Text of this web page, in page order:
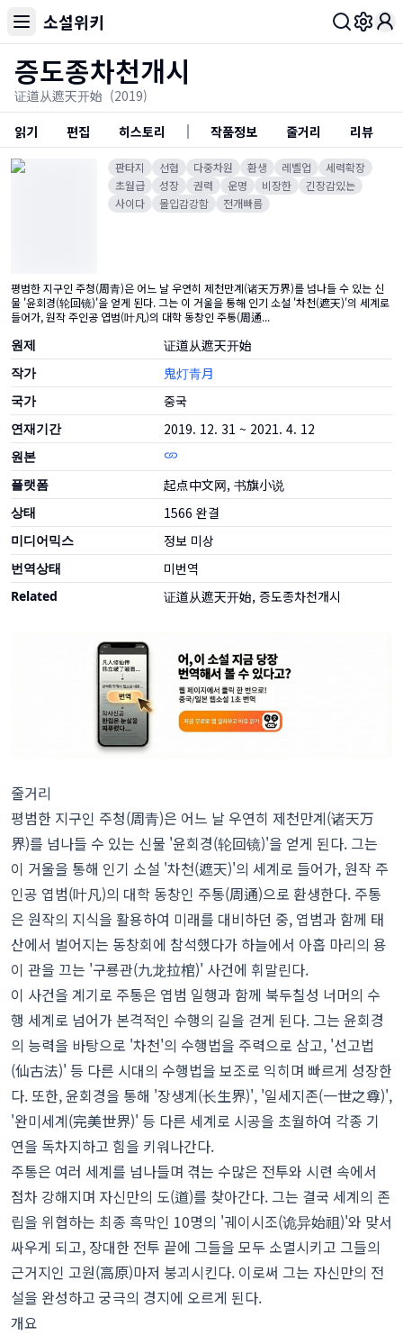
소설위키
증도종차천개시
证道从遮天开始 (2019)
읽기
편집 히스토리 작품정보 줄거리 리뷰
판타지 선협 다중차원 환생 레벨업
세력확장
초월급
성장 권력 운명 비장한
긴장감있는
사이다
몰입감강함 전개빠름
평범한 지구인 주청(周青)은 어느 날 우연히 제천만계(诸天万界)를 넘나들 수 있는 신
물 '윤회경(轮回镜)'을 얻게 된다. 그는 이 거울을 통해 인기 소설 '차천(遮天)'의 세계로
들어가, 원작 주인공 엽범(叶凡)의 대학 동창인 주통(周通...
원제 证道从遮天开始
작가 鬼灯青月
국가 중국
연재기간 2019. 12. 31 ~ 2021. 4. 12
원본
플랫폼
起点中文网, 书旗小说
상태 1566 완결
미디어믹스 정보 미상
번역상태 미번역
Related 证道从遮天开始, 증도종차천개시
줄거리
평범한 지구인 주청(周青)은 어느 날 우연히 제천만계(诸天万
界)를 넘나들 수 있는 신물 '윤회경(轮回镜)'을 얻게 된다. 그는
이 거울을 통해 인기 소설 '차천(遮天)'의 세계로 들어가, 원작 주
인공 엽범(叶凡)의 대학 동창인 주통(周通)으로 환생한다. 주통
은 원작의 지식을 활용하여 미래를 대비하던 중, 엽범과 함께 태
산에서 벌어지는 동창회에 참석했다가 하늘에서 아홉 마리의 용
이 관을 끄는 '구룡관(九龙拉棺)' 사건에 휘말린다.
이 사건을 계기로 주통은 엽범 일행과 함께 북두칠성 너머의 수
행 세계로 넘어가 본격적인 수행의 길을 걷게 된다. 그는 윤회경
의 능력을 바탕으로 '차천'의 수행법을 주력으로 삼고, '선고법
(仙古法)' 등 다른 시대의 수행법을 보조로 익히며 빠르게 성장한
다. 또한, 윤회경을 통해 '장생계(长生界)', '일세지존(一世之尊)',
'완미세계(完美世界)' 등 다른 세계로 시공을 초월하여 각종 기
연을 독차지하고 힘을 키워나간다.
주통은 여러 세계를 넘나들며 겪는 수많은 전투와 시련 속에서
점차 강해지며 자신만의 도(道)를 찾아간다. 그는 결국 세계의 존
립을 위협하는 최종 흑막인 10명의 '궤이시조(诡异始祖)'와 맞서
싸우게 되고, 장대한 전투 끝에 그들을 모두 소멸시키고 그들의
근거지인 고원(高原)마저 붕괴시킨다. 이로써 그는 자신만의 전
설을 완성하고 궁극의 경지에 오르게 된다.
개요